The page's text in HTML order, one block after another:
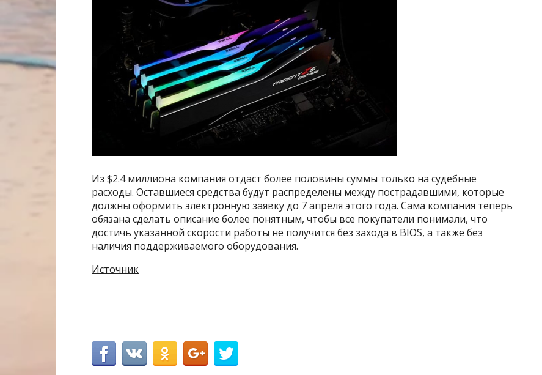
Из $2.4 миллиона компания отдаст более половины суммы только на судебные
расходы. Оставшиеся средства будут распределены между пострадавшими, которые
должны оформить электронную заявку до 7 апреля этого года. Сама компания теперь
обязана сделать описание более понятным, чтобы все покупатели понимали, что
достичь указанной скорости работы не получится без захода в BIOS, а также без
наличия поддерживаемого оборудования.
Источник